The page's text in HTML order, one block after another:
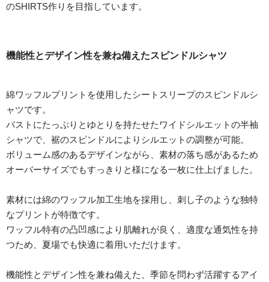
のSHIRTS作りを目指しています。
機能性とデザイン性を兼ね備えたスピンドルシャツ
綿ワッフルプリントを使用したシートスリープのスピンドルシ
ャツです。
バストにたっぷりとゆとりを持たせたワイドシルエットの半袖
シャツで、裾のスピンドルによりシルエットの調整が可能。
ボリューム感のあるデザインながら、素材の落ち感があるため
オーバーサイズでもすっきりと様になる一枚に仕上げました。
素材には綿のワッフル加工生地を採用し、刺し子のような独特
なプリントが特徴です。
ワッフル特有の凸凹感により肌離れが良く、適度な通気性を持
つため、夏場でも快適に着用いただけます。
機能性とデザイン性を兼ね備えた、季節を問わず活躍するアイ